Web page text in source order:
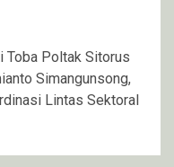
Toba Poltak Sitorus
Simangunsong,
Lintas Sektoral